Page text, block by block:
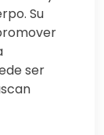
Su
ser